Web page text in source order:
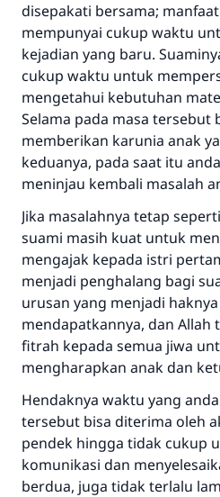
disepakati bersama;
mempunyai cukup waktu
kejadian yang baru.
cukup waktu untuk
mengetahui kebutuhan
Selama pada masa tersebut
memberikan karunia anak
keduanya, pada saat itu
meninjau kembali masalah
Jika masalahnya tetap
suami masih kuat untuk
mengajak kepada istri
menjadi penghalang bagi
urusan yang menjadi
mendapatkannya, dan Allah
fitrah kepada semua jiwa
mengharapkan anak dan
Hendaknya waktu yang
tersebut bisa diterima oleh
pendek hingga tidak cukup
komunikasi dan
berdua, juga tidak terlalu